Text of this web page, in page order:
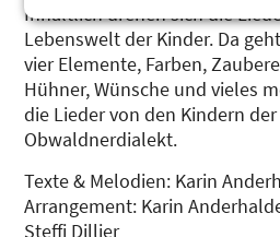
Inhaltlich drehen sich die
Lebenswelt der Kinder. Da
vier Elemente, Farben,
Hühner, Wünsche und vieles
die Lieder von den Kindern
Obwaldnerdialekt.
Texte & Melodien: Karin
Arrangement: Karin
Steffi Dillier